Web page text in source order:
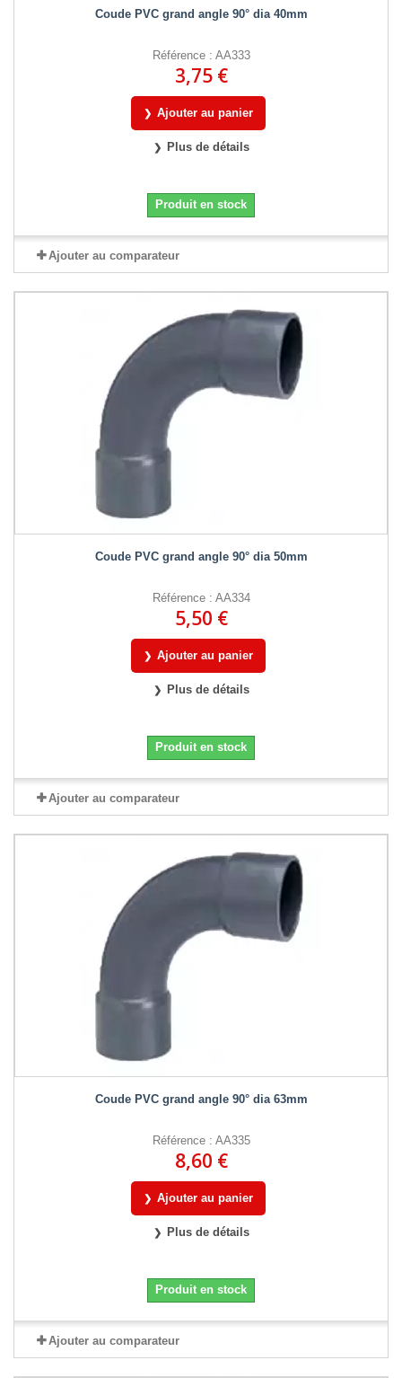
Coude PVC grand angle 90° dia 40mm
Référence : AA333
3,75 €
Ajouter au panier
Plus de détails
Produit en stock
Ajouter au comparateur
Coude PVC grand angle 90° dia 50mm
Référence : AA334
5,50 €
Ajouter au panier
Plus de détails
Produit en stock
Ajouter au comparateur
Coude PVC grand angle 90° dia 63mm
Référence : AA335
8,60 €
Ajouter au panier
Plus de détails
Produit en stock
Ajouter au comparateur